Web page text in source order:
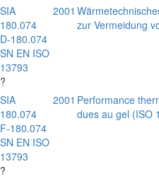
SIA
180.074
D-180.074
SN EN ISO
13793
?
2001
zur Vermeidung
SIA
180.074
F-180.074
SN EN ISO
13793
?
2001 Performance
dues au gel (ISO